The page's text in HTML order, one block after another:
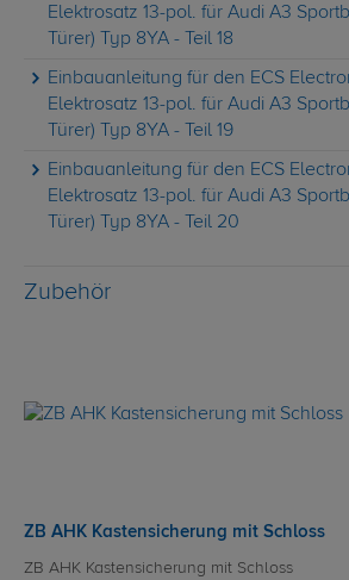
Elektrosatz 13-pol. für Audi A3
Türer) Typ 8YA - Teil 18
Einbauanleitung für den ECS
Elektrosatz 13-pol. für Audi A3
Türer) Typ 8YA - Teil 19
Einbauanleitung für den ECS
Elektrosatz 13-pol. für Audi A3
Türer) Typ 8YA - Teil 20
Zubehör
ZB AHK Kastensicherung mit Schloss
ZB AHK Kastensicherung mit Schloss